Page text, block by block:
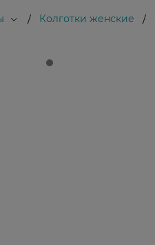
/ Колготки женские /